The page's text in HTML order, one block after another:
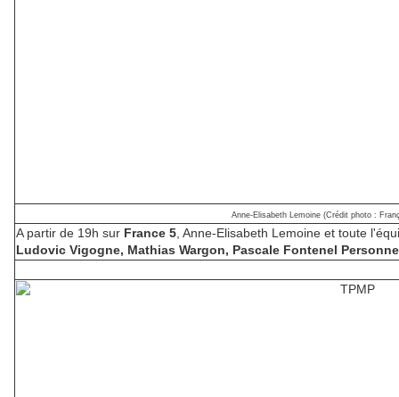
Anne-Elisabeth Lemoine (Crédit photo :
A partir de 19h sur France 5 , Anne-Elisabeth Lemoine et toute
Ludovic Vigogne, Mathias Wargon, Pascale Fontenel